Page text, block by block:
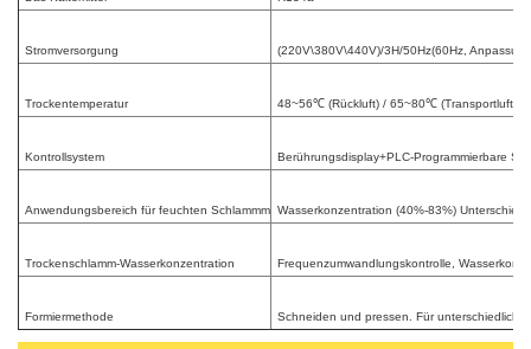
Stromversorgung (220V\380V\440V)/3H/50Hz(60Hz,
Trockentemperatur 48~56℃ (Rückluft) / 65~80℃ (Transportluft)
Kontrollsystem Berührungsdisplay+PLC-Programmierbare
Anwendungsbereich für feuchten Schlammm Wasserkonzentration (40%-83%)
Trockenschlamm-Wasserkonzentration Frequenzumwandlungskontrolle,
Formiermethode Schneiden und pressen. Für